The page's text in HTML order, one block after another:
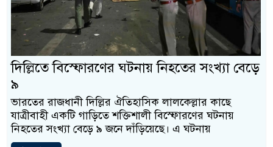
দিল্লিতে বিস্ফোরণের ঘটনায় নিহতের সংখ্যা বেড়ে
৯
ভারতের রাজধানী দিল্লির ঐতিহাসিক লালকেল্লার কাছে
যাত্রীবাহী একটি গাড়িতে শক্তিশালী বিস্ফোরণের ঘটনায়
নিহতের সংখ্যা বেড়ে ৯ জনে দাঁড়িয়েছে। এ ঘটনায়